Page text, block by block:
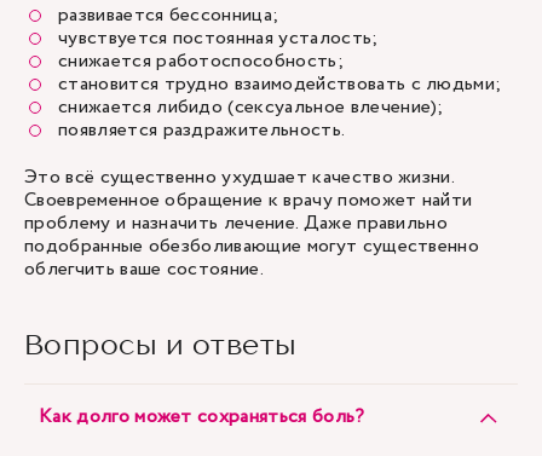
развивается бессонница;
чувствуется постоянная усталость;
снижается работоспособность;
становится трудно взаимодействовать с людьми;
снижается либидо (сексуальное влечение);
появляется раздражительность.
Это всё существенно ухудшает качество жизни.
Своевременное обращение к врачу поможет найти
проблему и назначить лечение. Даже правильно
подобранные обезболивающие могут существенно
облегчить ваше состояние.
Вопросы и ответы
Как долго может сохраняться боль?